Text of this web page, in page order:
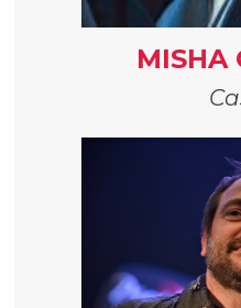
MISHA